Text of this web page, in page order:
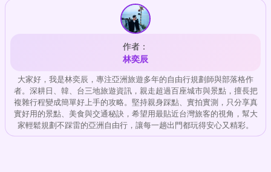
作者：
林奕辰
大家好，我是林奕辰，專注亞洲旅遊多年的自由行規劃師與部落格作
者。深耕日、韓、台三地旅遊資訊，親走超過百座城市與景點，擅長把
複雜行程變成簡單好上手的攻略。堅持親身踩點、實拍實測，只分享真
實好用的景點、美食與交通秘訣，希望用最貼近台灣旅客的視角，幫大
家輕鬆規劃不踩雷的亞洲自由行，讓每一趟出門都玩得安心又精彩。